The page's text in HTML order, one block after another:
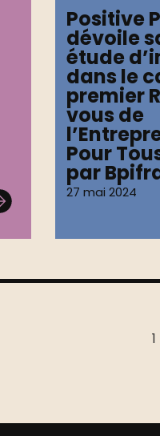
Positive
dévoile
étude
dans le
premier
vous de
Pour
par
27 mai 2024
1